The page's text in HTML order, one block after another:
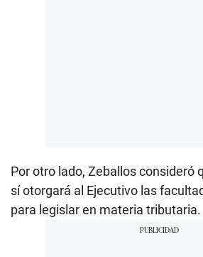
Por otro lado, Zeballos consideró
sí otorgará al Ejecutivo las
para legislar en materia tributaria.